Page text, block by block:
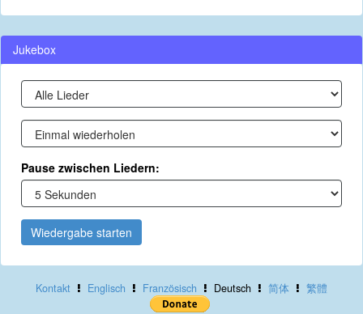
Jukebox
Pause zwischen Liedern:
Wiedergabe starten
Kontakt Englisch Französisch Deutsch 简体 繁體